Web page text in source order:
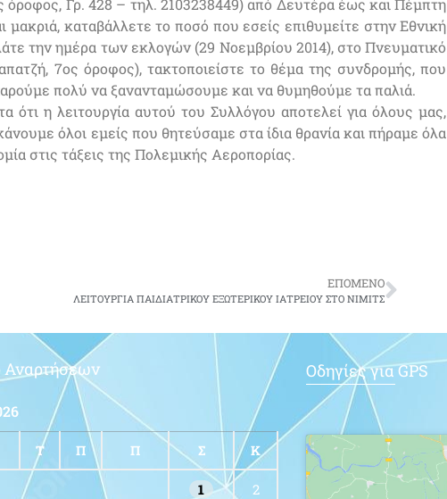
Γρ. 428 – τηλ. 2103238449) από Δευτέρα έως και Πέμπτη
καταβάλλετε το ποσό που εσείς επιθυμείτε στην Εθνική
την ημέρα των εκλογών (29 Νοεμβρίου 2014), στο Πνευματικό
7ος όροφος), τακτοποιείστε το θέμα της συνδρομής, που
πολύ να ξανανταμώσουμε και να θυμηθούμε τα παλιά.
ότι η λειτουργία αυτού του Συλλόγου αποτελεί για όλους μας,
όλοι εμείς που θητεύσαμε στα ίδια θρανία και πήραμε όλα
στις τάξεις της Πολεμικής Αεροπορίας.
ΕΠΟΜΕΝΟ
ΛΕΙΤΟΥΡΓΙΑ ΠΑΙΔΙΑΤΡΙΚΟΥ ΕΞΩΤΕΡΙΚΟΥ ΙΑΤΡΕΙΟΥ ΣΤΟ ΝΙΜΙΤΣ
Αναρτήσεων
Τ Π Π Σ Κ
1 2
Οδηγίες για GPS